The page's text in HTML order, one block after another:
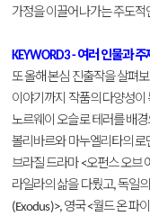
가정을이끌어나가는주도적
KEYWORD3 -여러인물과주
또올해본심진출작을살펴
이야기까지 작품의다양성이
노르웨이오슬로테러를배
볼리바르와마누엘리타의로
브라질드라마<오펀스오브
라일라의삶을다뤘고,독일의
(Exodus)>, 영국<월드온파